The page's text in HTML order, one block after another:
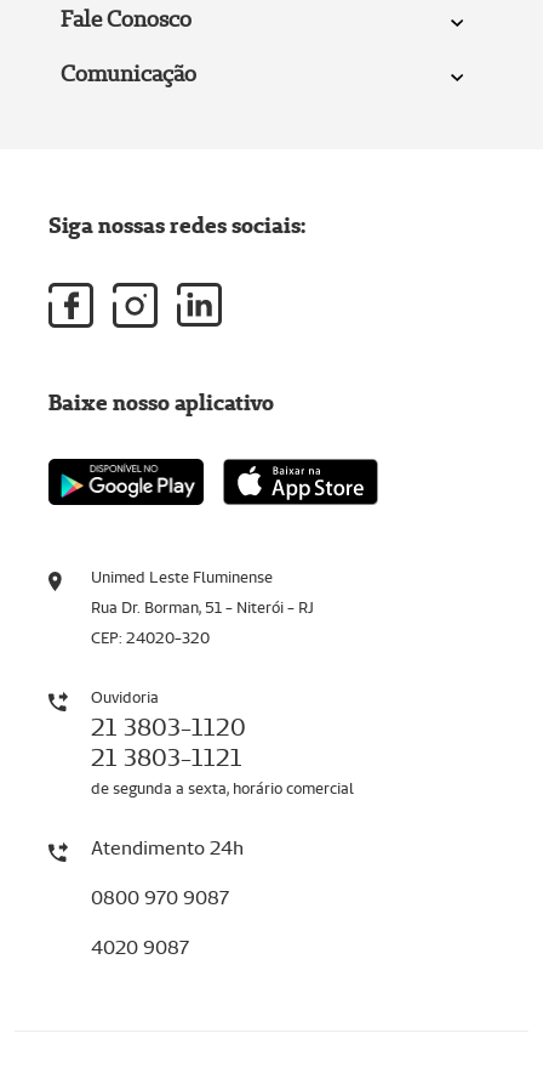
Fale Conosco
Comunicação
Unimed Leste Fluminense
Rua Dr. Borman, 51 - Niterói - RJ
CEP: 24020-320
Ouvidoria
21 3803-1120
21 3803-1121
de segunda a sexta, horário comercial
Atendimento 24h
0800 970 9087
4020 9087
Siga nossas redes sociais:
Baixe nosso aplicativo